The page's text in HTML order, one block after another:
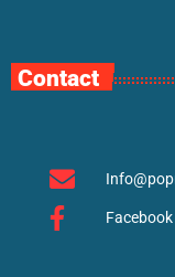
Contact
Facebook